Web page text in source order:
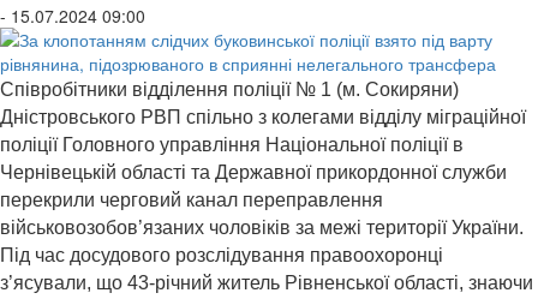
- 15.07.2024 09:00
Співробітники відділення поліції № 1 (м. Сокиряни)
Дністровського РВП спільно з колегами відділу міграційної
поліції Головного управління Національної поліції в
Чернівецькій області та Державної прикордонної служби
перекрили черговий канал переправлення
військовозобов’язаних чоловіків за межі території України.
Під час досудового розслідування правоохоронці
з’ясували, що 43-річний житель Рівненської області, знаючи